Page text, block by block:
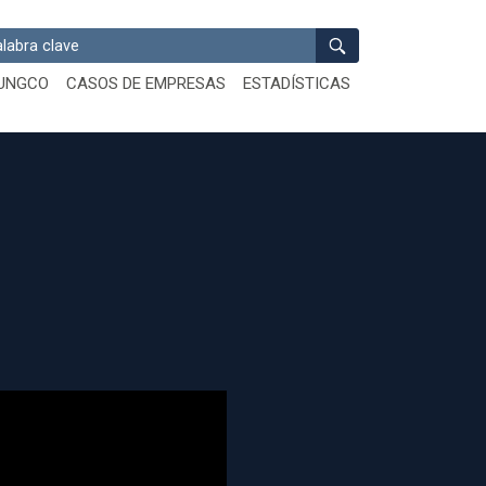
CASOS DE EMPRESAS ESTADÍSTICAS